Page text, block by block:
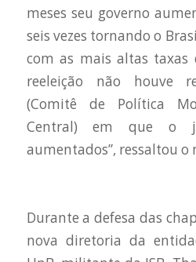
meses seu governo
seis vezes tornando o
com as mais altas taxas
reeleição não houve
(Comitê de Política
Central) em que o
aumentados”, ressaltou
Durante a defesa das
nova diretoria da